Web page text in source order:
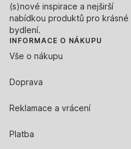
(s)nové inspirace a nejširší
nabídkou produktů pro krásné
bydlení.
INFORMACE O NÁKUPU
Vše o nákupu
Doprava
Reklamace a vrácení
Platba